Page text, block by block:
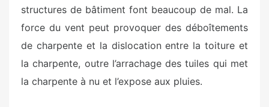
structures de bâtiment font beaucoup de mal. La
force du vent peut provoquer des déboîtements
de charpente et la dislocation entre la toiture et
la charpente, outre l’arrachage des tuiles qui met
la charpente à nu et l’expose aux pluies.